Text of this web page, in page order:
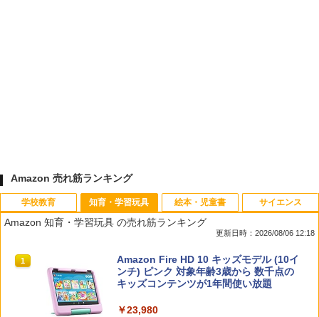
Amazon 売れ筋ランキング
学校教育
1 先生のためのGoogle AI完全攻略図鑑
￥-
知育・学習玩具
Amazon 知育・学習玩具 の売れ筋ランキング
更新日時：2026/08/06 12:18
1
Amazon Fire HD 10 キッズモデル (10イ
ンチ) ピンク 対象年齢3歳から 数千点の
キッズコンテンツが1年間使い放題
￥23,980
絵本・児童書 サイエンス